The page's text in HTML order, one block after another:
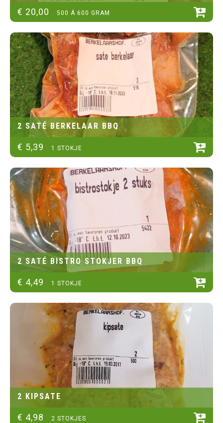
€ 20,00 500 Á 600 GRAM
2 SATÉ BERKELAAR BBQ
€ 5,39 1 STOKJE
2 SATÉ BISTRO STOKJER BBQ
€ 4,49 1 STOKJE
2 KIPSATE
€ 4,98 2 STOKJES